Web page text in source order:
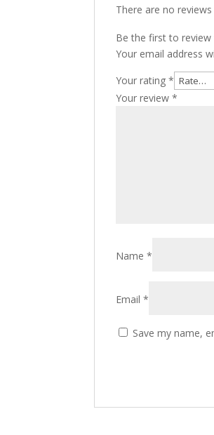
There are no reviews
Be the first to review
Your email address
Your rating*
Your review*
Name*
Email*
Save my name,